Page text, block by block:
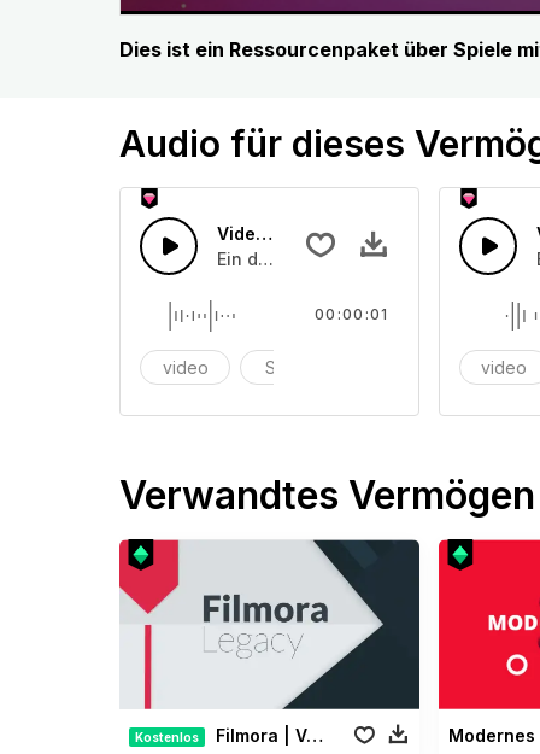
Dies ist ein Ressourcenpaket über Spiele
Audio für dieses
Videospiel 14
Ein digitaler Ton, der auf einmal
video Spiel
00:00:01
video
Verwandtes Vermögen
Kostenlos Filmora | Vermächtnis Paket